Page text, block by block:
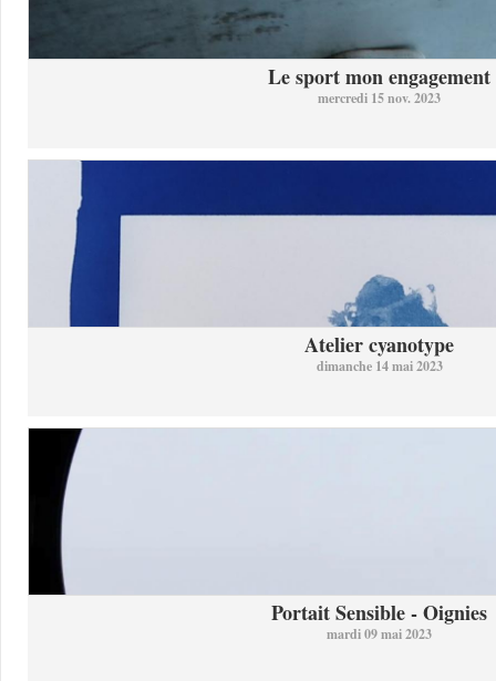
Le sport mon engagement
mercredi 15 nov. 2023
Atelier cyanotype
dimanche 14 mai 2023
Portait Sensible - Oignies
mardi 09 mai 2023